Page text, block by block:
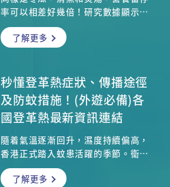
率可以相差好幾倍！研究數據顯示，
這個在冷天萌芽、熱天成熟的清潤食
材，其營養非常「怕水怕熱」。水溶
麼許多人喝冬瓜湯不吃冬瓜，浪費了
大部分營養！營養師建議：想保留最
多營養，清蒸是最佳選擇；若偏愛煲
湯，一定要「連湯帶瓜」一起吃，才
能攝取全部精華。本文詳細解析各種
烹調方式的優缺點，教你用最聰明的
方法，吃進冬瓜的每一分營養。
了解更多
秒懂登革熱症狀、傳播途徑
及防蚊措施！(外遊必備)各
國登革熱最新資訊連結
隨着氣溫逐漸回升，濕度持續偏高，
香港正式踏入蚊患活躍的季節。衞生
署衞生防護中心正調查本港今年首宗
本地登革熱個案，並聯同多個政府部
了解更多